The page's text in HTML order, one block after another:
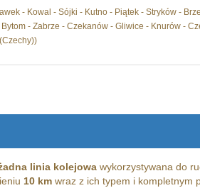
- Kowal - Sójki - Kutno - Piątek - Stryków -
- Zabrze - Czekanów - Gliwice - Knurów -
linia kolejowawykorzystywana do
10 kmwraz z ich typem i kompletnym